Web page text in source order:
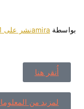
بواسطة amiraنشر على
أُنقر هنا
لمزيد من